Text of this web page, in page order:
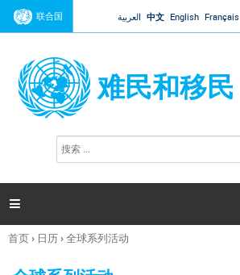
Jump to navigation
联合国 العربية 中文 English Français
难民和移民
搜
索

你
首页› 日历›全球系列活动